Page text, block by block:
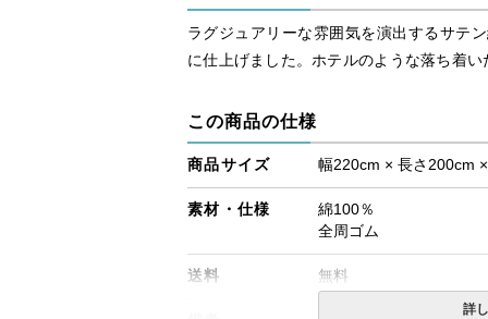
ラグジュアリーな雰囲気を演出するサテ
に仕上げました。ホテルのような落ち着
この商品の仕様
商品サイズ 幅220cm × 長さ200cm
素材・仕様
綿100％
全周ゴム
送料 無料
詳